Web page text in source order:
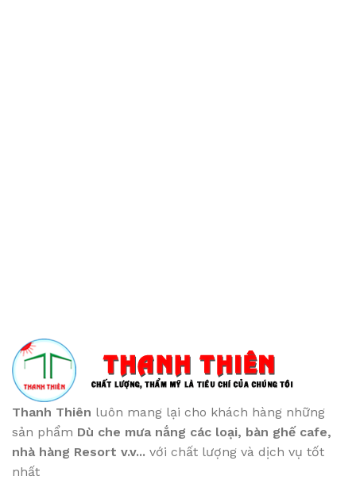
Thanh Thiên luôn mang lại cho khách hàng những
sản phẩm Dù che mưa nắng các loại, bàn ghế cafe,
nhà hàng Resort v.v... với chất lượng và dịch vụ tốt
nhất